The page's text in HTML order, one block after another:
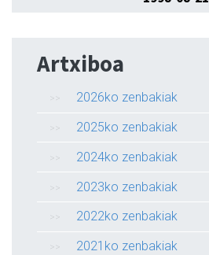
Artxiboa
2026ko zenbakiak
2025ko zenbakiak
2024ko zenbakiak
2023ko zenbakiak
2022ko zenbakiak
2021ko zenbakiak